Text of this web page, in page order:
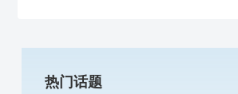
热门话题